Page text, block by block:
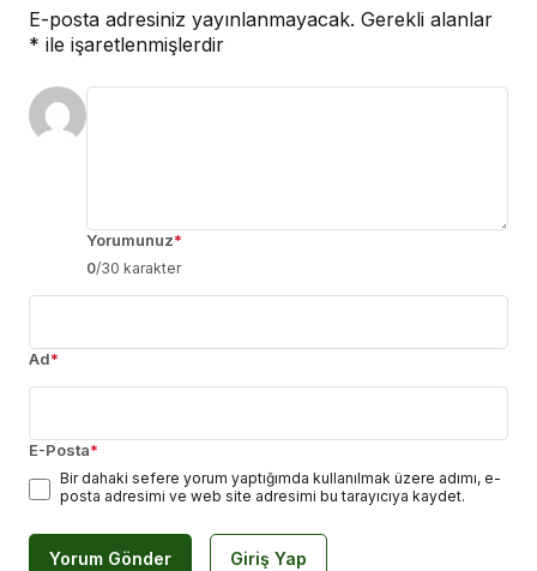
E-posta adresiniz yayınlanmayacak. Gerekli alanlar
* ile işaretlenmişlerdir
Yorumunuz*
0/30 karakter
Ad*
E-Posta*
Bir dahaki sefere yorum yaptığımda kullanılmak üzere adımı, e-
posta adresimi ve web site adresimi bu tarayıcıya kaydet.
Yorum Gönder Giriş Yap